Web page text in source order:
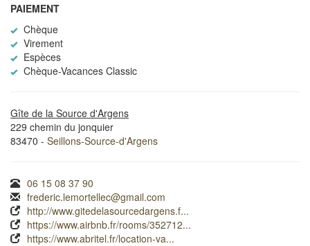
PAIEMENT
Chèque
Virement
Espèces
Chèque-Vacances Classic
Gîte de la Source d'Argens
229 chemin du jonquier
83470 - Seillons-Source-d'Argens
06 15 08 37 90
frederic.lemortellec@gmail.com
http://www.gitedelasourcedargens.f...
https://www.airbnb.fr/rooms/352712...
https://www.abritel.fr/location-va...